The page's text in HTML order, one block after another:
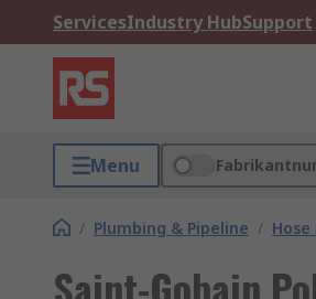
ServicesIndustry HubSupport
Menu
/ Plumbing & Pipeline /